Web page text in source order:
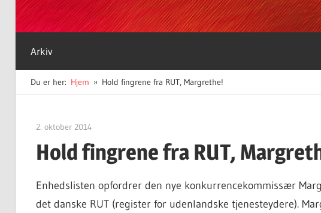
Arkiv
Du er her: Hjem Hold fingrene fra RUT, Margrethe!
2. oktober 2014
Hold fingrene fra RUT,
Enhedslisten opfordrer den nye konkurrencekommissær
det danske RUT (register for udenlandske tjenesteydere).